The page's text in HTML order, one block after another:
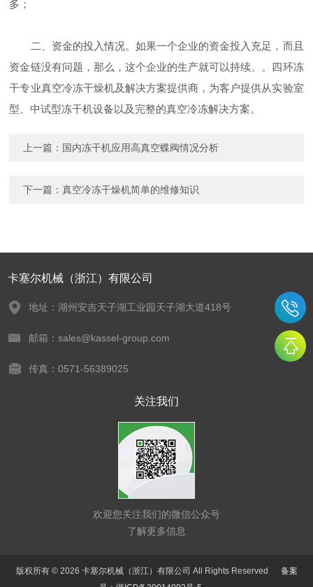
多；
二、资金的投入情况。如果一个企业的资金投入充足，而且
资金链没有问题，那么，这个企业的生产就可以持续。。四环冻
干专业真空冷冻干燥机及解决方案提供商，为客户提供从实验室
型、中试型冻干机设备以及完整的真空冷冻解决方案。
上一篇： 国内冻干机应用高真空蝶阀情况分析
下一篇：真空冷冻干燥机简单的维修知识
卡塞尔机械（浙江）有限公司
地址：湖州安吉天子湖工业园天子湖大道418号
邮箱：sales@kassel-group.com
传真：0571-56389025
关注我们
欢迎您关注我们的微信公众号
了解更多信息
版权所有 © 2026 卡塞尔机械（浙江）有限公司 All Rights Reserved 备案